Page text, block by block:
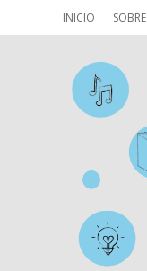
INICIO